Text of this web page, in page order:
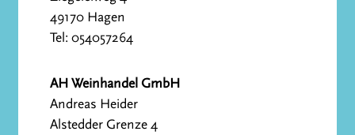
49170 Hagen
Tel: 054057264
AH Weinhandel GmbH
Andreas Heider
Alstedder Grenze 4